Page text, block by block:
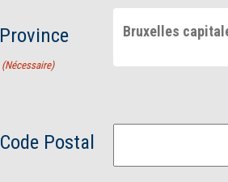
Province
(Nécessaire)
Bruxelles
Code Postal